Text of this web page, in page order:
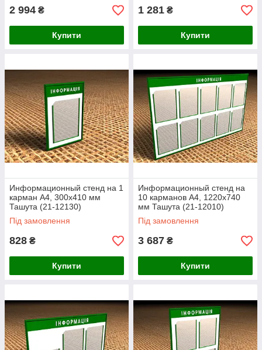
2 994 ₴
Купити
1 281 ₴
Купити
Информационный стенд на 1
карман А4, 300х410 мм
Ташута (21-12130)
Під замовлення
828 ₴
Купити
Информационный стенд на
10 карманов А4, 1220х740
мм Ташута (21-12010)
Під замовлення
3 687 ₴
Купити